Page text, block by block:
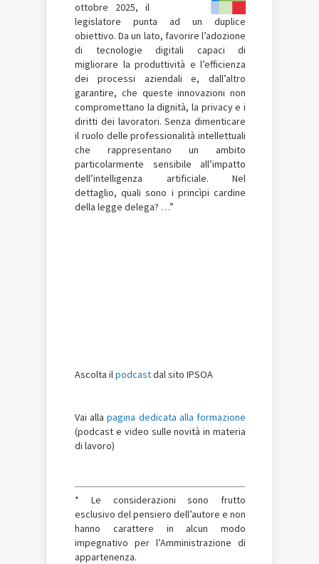
ottobre 2025, il
legislatore punta ad un duplice
obiettivo. Da un lato, favorire l’adozione
di tecnologie digitali capaci di
migliorare la produttività e l’efficienza
dei processi aziendali e, dall’altro
garantire, che queste innovazioni non
compromettano la dignità, la privacy e i
diritti dei lavoratori. Senza dimenticare
il ruolo delle professionalità intellettuali
che rappresentano un ambito
particolarmente sensibile all’impatto
dell’intelligenza artificiale. Nel
dettaglio, quali sono i princìpi cardine
della legge delega? …”
Ascolta ilpodcastdal sito IPSOA
Vai allapagina dedicata alla formazione
(podcast e video sulle novità in materia
di lavoro)
* Le considerazioni sono frutto
esclusivo del pensiero dell’autore e non
hanno carattere in alcun modo
impegnativo per l’Amministrazione di
appartenenza.